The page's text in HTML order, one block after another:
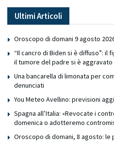
Ultimi Articoli
Oroscopo di domani 9 agosto
“Il cancro di Biden si è diffuso”: il
il tumore del padre si è aggravato
Una bancarella di limonata per
denunciati
You Meteo Avellino: previsioni
Spagna all’Italia: «Revocate i
domenica o adotteremo
Oroscopo di domani, 8 agosto: